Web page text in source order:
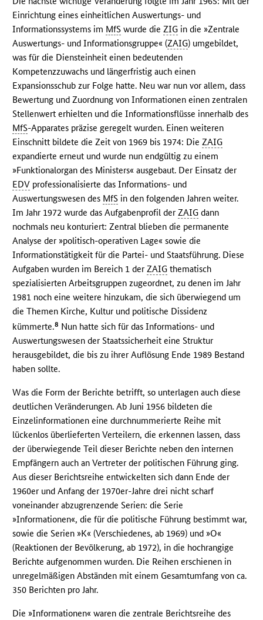
Einrichtung eines einheitlichen Auswertungs- und
Informationssystems im MfS wurde dieZIG in die »Zentrale
Auswertungs- und Informationsgruppe« (ZAIG) umgebildet,
was für die Diensteinheit einen bedeutenden
Kompetenzzuwachs und längerfristig auch einen
Expansionsschub zur Folge hatte. Neu war nun vor allem, dass
Bewertung und Zuordnung von Informationen einen zentralen
Stellenwert erhielten und die Informationsflüsse innerhalb des
MfS-Apparates präzise geregelt wurden. Einen weiteren
Einschnitt bildete die Zeit von 1969 bis 1974: DieZAIG
expandierte erneut und wurde nun endgültig zu einem
»Funktionalorgan des Ministers« ausgebaut. Der Einsatz der
EDV professionalisierte das Informations- und
Auswertungswesen des MfS in den folgenden Jahren weiter.
Im Jahr 1972 wurde das Aufgabenprofil derZAIG dann
nochmals neu konturiert: Zentral blieben die permanente
Analyse der »politisch-operativen Lage« sowie die
Informationstätigkeit für die Partei- und Staatsführung. Diese
Aufgaben wurden im Bereich 1 derZAIG thematisch
spezialisierten Arbeitsgruppen zugeordnet, zu denen im Jahr
1981 noch eine weitere hinzukam, die sich überwiegend um
die Themen Kirche, Kultur und politische Dissidenz
kümmerte.8 Nun hatte sich für das Informations- und
Auswertungswesen der Staatssicherheit eine Struktur
herausgebildet, die bis zu ihrer Auflösung Ende 1989 Bestand
haben sollte.
Was die Form der Berichte betrifft, so unterlagen auch diese
deutlichen Veränderungen. Ab Juni 1956 bildeten die
Einzelinformationen eine durchnummerierte Reihe mit
lückenlos überlieferten Verteilern, die erkennen lassen, dass
der überwiegende Teil dieser Berichte neben den internen
Empfängern auch an Vertreter der politischen Führung ging.
Aus dieser Berichtsreihe entwickelten sich dann Ende der
1960er und Anfang der 1970er-Jahre drei nicht scharf
voneinander abzugrenzende Serien: die Serie
»Informationen«, die für die politische Führung bestimmt war,
sowie die Serien »K« (Verschiedenes, ab 1969) und »O«
(Reaktionen der Bevölkerung, ab 1972), in die hochrangige
Berichte aufgenommen wurden. Die Reihen erschienen in
unregelmäßigen Abständen mit einem Gesamtumfang von ca.
350 Berichten pro Jahr.
Die »Informationen« waren die zentrale Berichtsreihe des